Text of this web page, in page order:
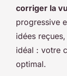
corriger la
progressive
idées
idéal : votre
optimal.